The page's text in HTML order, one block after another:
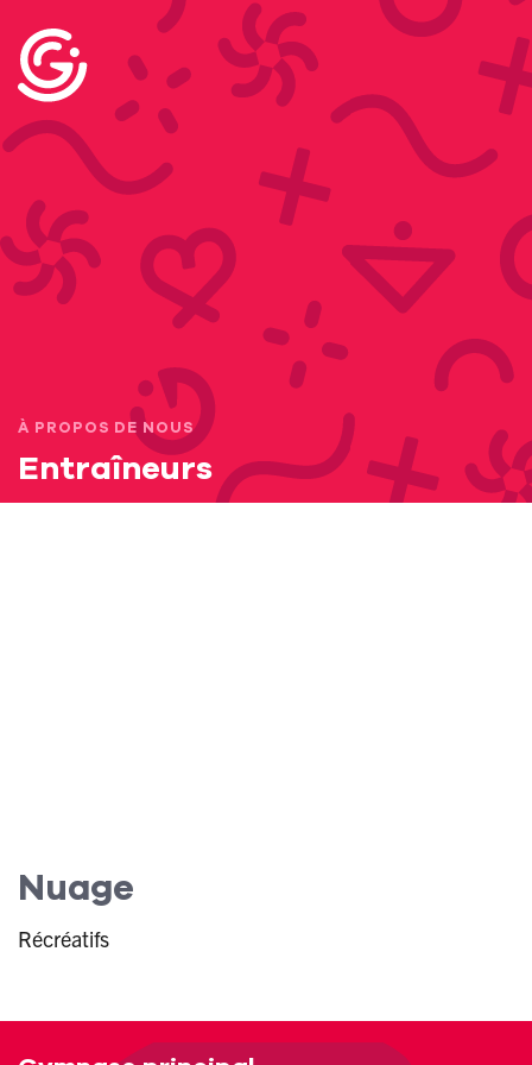
À PROPOS DE NOUS
Entraîneurs
Nuage
Récréatifs